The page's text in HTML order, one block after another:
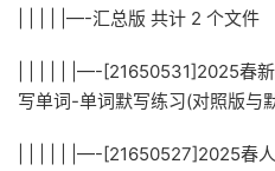
| | | | |—-汇总版 共计 2 个文件
| | | | | |—-[21650531]2025春
写单词-单词默写练习(对照版与
| | | | | |—-[21650527]2025春